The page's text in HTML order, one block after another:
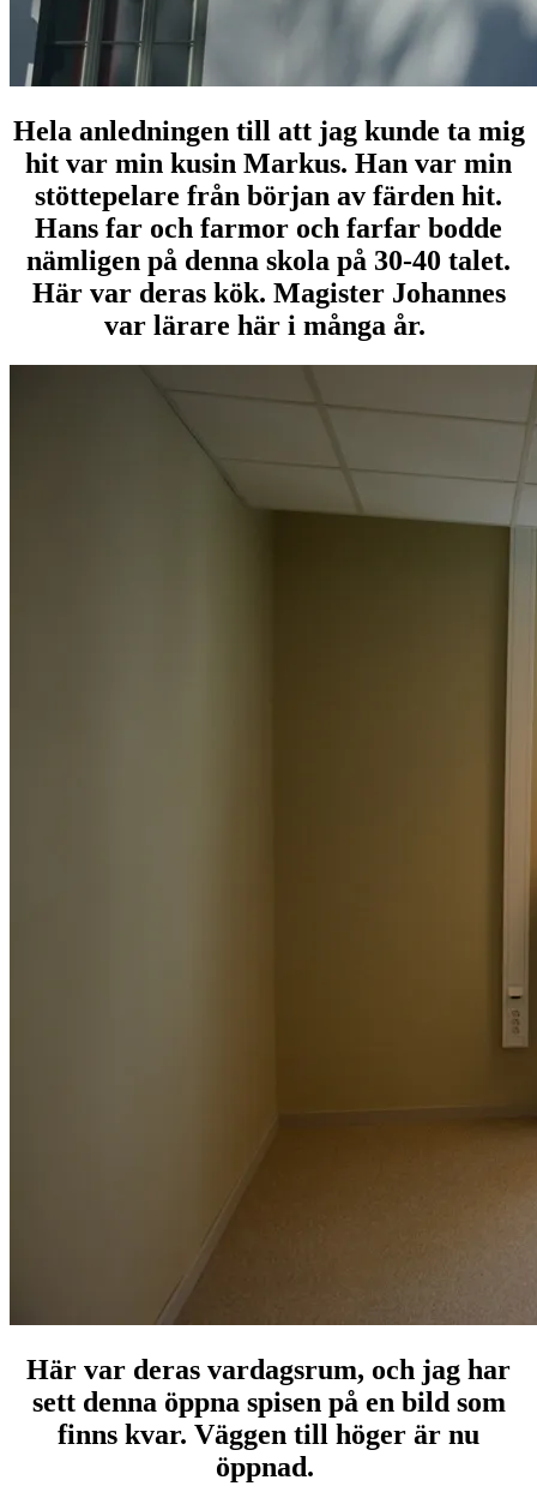
Hela anledningen till att jag kunde ta mig
hit var min kusin Markus. Han var min
stöttepelare från början av färden hit.
Hans far och farmor och farfar bodde
nämligen på denna skola på 30-40 talet.
Här var deras kök. Magister Johannes
var lärare här i många år.
Här var deras vardagsrum, och jag har
sett denna öppna spisen på en bild som
finns kvar. Väggen till höger är nu
öppnad.